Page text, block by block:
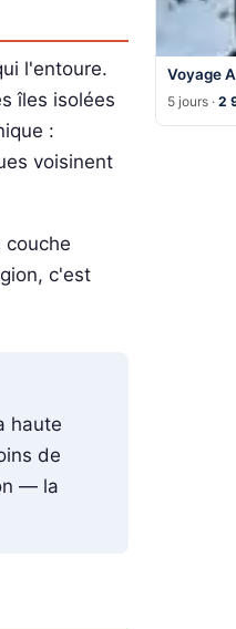
l'entoure.
îles isolées
:
voisinent
couche
c'est
haute
de
— la
Voyage
5 jours ·2